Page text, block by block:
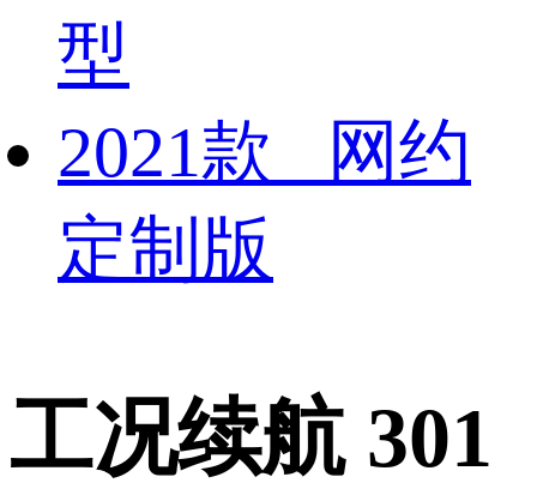
型
2021款 网约
定制版
工况续航 301